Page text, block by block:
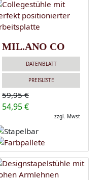
MIL.ANO CO
DATENBLATT
PREISLISTE
59,95 €
54,95 €
zzgl. Mwst